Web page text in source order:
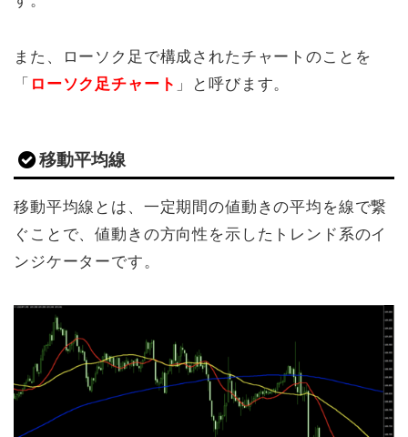
また、ローソク足で構成されたチャートのことを
「 ローソク足チャート 」と呼びます。
移動平均線
移動平均線とは、一定期間の値動きの平均を線で繋
ぐことで、値動きの方向性を示したトレンド系のイ
ンジケーターです。